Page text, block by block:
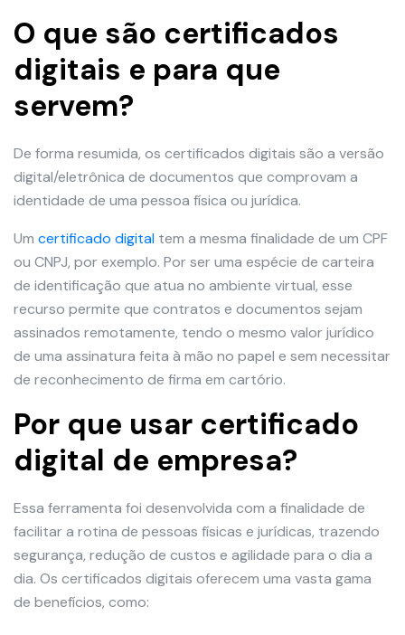
O que são certificados
digitais e para que
servem?
De forma resumida, os certificados digitais são a versão
digital/eletrônica de documentos que comprovam a
identidade de uma pessoa física ou jurídica.
Um certificado digital tem a mesma finalidade de um CPF
ou CNPJ, por exemplo. Por ser uma espécie de carteira
de identificação que atua no ambiente virtual, esse
recurso permite que contratos e documentos sejam
assinados remotamente, tendo o mesmo valor jurídico
de uma assinatura feita à mão no papel e sem necessitar
de reconhecimento de firma em cartório.
Por que usar certificado
digital de empresa?
Essa ferramenta foi desenvolvida com a finalidade de
facilitar a rotina de pessoas físicas e jurídicas, trazendo
segurança, redução de custos e agilidade para o dia a
dia. Os certificados digitais oferecem uma vasta gama
de benefícios, como: